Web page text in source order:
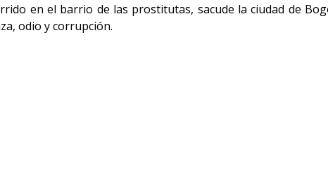
en el barrio de las prostitutas, sacude la ciudad de
odio y corrupción.